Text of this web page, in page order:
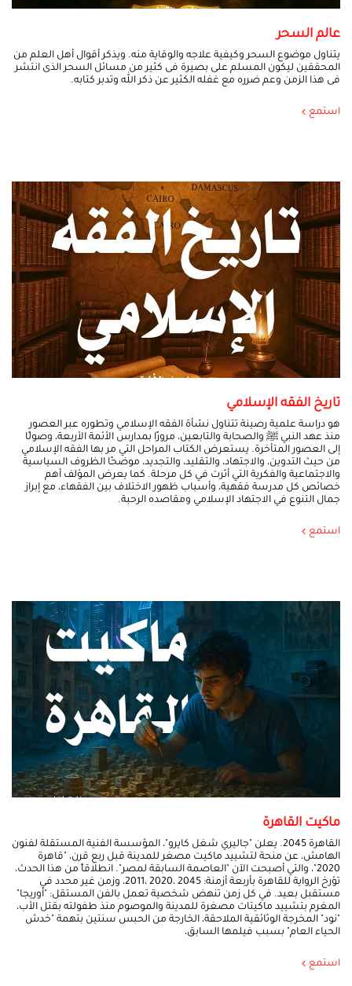
عالم السحر
يتناول موضوع السحر وكيفية علاجه والوقاية منه. ويذكر أقوال أهل العلم من
المحققين ليكون المسلم على بصيرة فى كثير من مسائل السحر الذى انتشر
فى هذا الزمن وعم ضرره مع غفله الكثير عن ذكر الله وتدبر كتابه.
استمع
تاريخ الفقه الإسلامي
هو دراسة علمية رصينة تتناول نشأة الفقه الإسلامي وتطوره عبر العصور
منذ عهد النبي ﷺ والصحابة والتابعين، مرورًا بمدارس الأئمة الأربعة، وصولًا
إلى العصور المتأخرة. يستعرض الكتاب المراحل التي مر بها الفقه الإسلامي
من حيث التدوين، والاجتهاد، والتقليد، والتجديد، موضحًا الظروف السياسية
والاجتماعية والفكرية التي أثرت في كل مرحلة. كما يعرض المؤلف أهم
خصائص كل مدرسة فقهية، وأسباب ظهور الاختلاف بين الفقهاء، مع إبراز
جمال التنوع في الاجتهاد الإسلامي ومقاصده الرحبة.
استمع
ماكيت القاهرة
القاهرة 2045. يعلن "جاليري شغل كايرو"، المؤسسة الفنية المستقلة لفنون
الهامش، عن منحة لتشييد ماكيت مصغر للمدينة قبل ربع قرن، "قاهرة
2020"، والتي أصبحت الآن "العاصمة السابقة لمصر". انطلاقاً من هذا الحدث،
تؤرخ الرواية للقاهرة بأربعة أزمنة: 2045 ،2020 ،2011، وزمن غير محدد في
مستقبل بعيد. في كل زمن تنهض شخصية تعمل بالفن المستقل: "أوريجا"
المغرم بتشييد ماكيتات مصغرة للمدينة والموصوم منذ طفولته بقتل الأب،
"نود" المخرجة الوثائقية الملاحقة، الخارجة من الحبس سنتين بتهمة "خدش
الحياء العام" بسبب فيلمها السابق،
استمع